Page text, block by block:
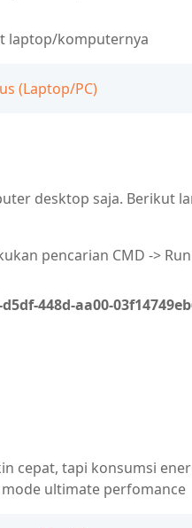
laptop/komputernya
(Laptop/PC)
desktop saja. Berikut
pencarian CMD ->
448d-aa00-
cepat, tapi konsumsi
mode ultimate perfomance